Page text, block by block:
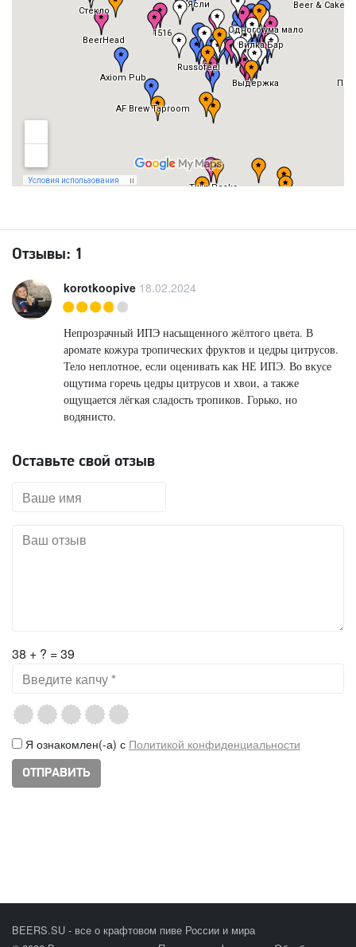
Отзывы: 1
korotkoopive 18.02.2024
Непрозрачный ИПЭ насыщенного жёлтого цвета. В
аромате кожура тропических фруктов и цедры цитрусов.
Тело неплотное, если оценивать как НЕ ИПЭ. Во вкусе
ощутима горечь цедры цитрусов и хвои, а также
ощущается лёгкая сладость тропиков. Горько, но
водянисто.
Оставьте свой отзыв
38 + ? = 39
Я ознакомлен(-а) с Политикой конфиденциальности
BEERS.SU - все о крафтовом пиве России и мира